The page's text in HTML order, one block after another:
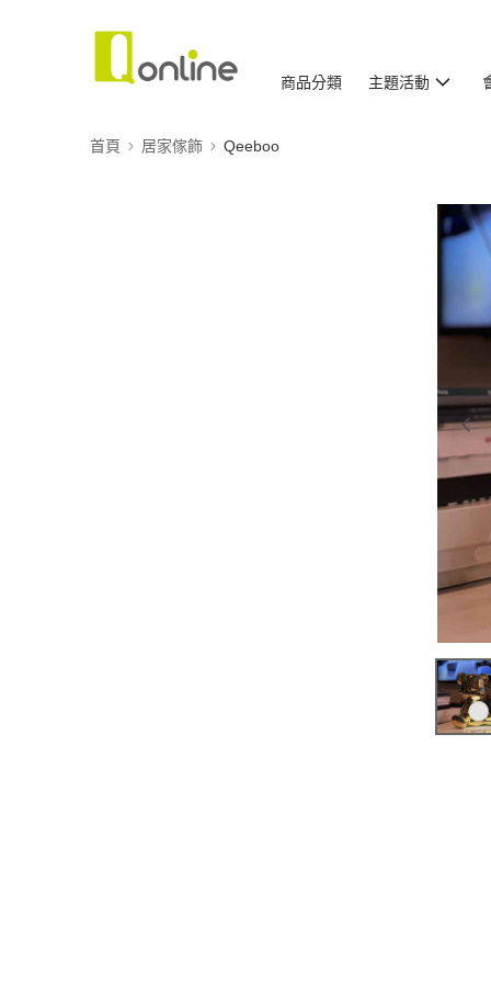
商品分類 主題活動
首頁 居家傢飾 Qeeboo